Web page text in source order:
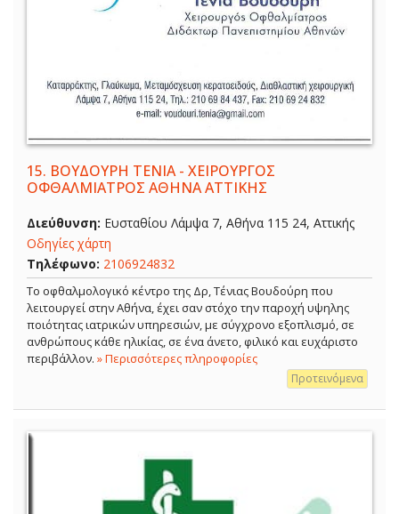
15. ΒΟΥΔΟΥΡΗ ΤΕΝΙΑ - ΧΕΙΡΟΥΡΓΟΣ
ΟΦΘΑΛΜΙΑΤΡΟΣ ΑΘΗΝΑ ΑΤΤΙΚΗΣ
Διεύθυνση: Ευσταθίου Λάμψα 7, Αθήνα 115 24, Αττικής
Οδηγίες χάρτη
Τηλέφωνο: 2106924832
Το οφθαλμολογικό κέντρο της Δρ, Τένιας Βουδούρη που
λειτουργεί στην Αθήνα, έχει σαν στόχο την παροχή υψηλης
ποιότητας ιατρικών υπηρεσιών, με σύγχρονο εξοπλισμό, σε
ανθρώπους κάθε ηλικίας, σε ένα άνετο, φιλικό και ευχάριστο
περιβάλλον. » Περισσότερες πληροφορίες
Προτεινόμενα